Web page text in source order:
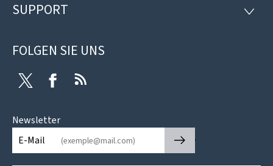
SUPPORT
FOLGEN SIE UNS
Twitter Facebook
Newsletter
E-Mail
🡒